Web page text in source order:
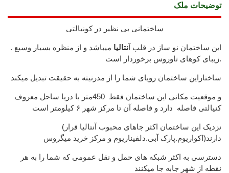
توضیحات ملک
ساختمانی بی نظیر در کونیالتی
.این ساختمان نو ساز در قلب آنتالیا میباشد و از منظره بسیار وسیع
زیبای کوهای تاوروس برخوردار است.
ساختاراین ساختمان رویای شما را از مدرنیته به حقیقت تبدیل میکند
و موقعیت مکانی این ساختمان فقط 450متر با دریا ساحل معروف
کنیالتی فاصله دارد و فاصله آن تا مرکز شهر ۶ کیلومتر است
(نزدیک این ساختمان اکثر جاهای محبوب آنتالیا قرار
دارند(اکواریوم.پارک آبی.دلفیناریوم و مرکز خرید میگروس
دسترسی به اکثر شبکه های حمل و نقل عمومی که شما را به هر
نقطه از شهر جابه جا میکنند